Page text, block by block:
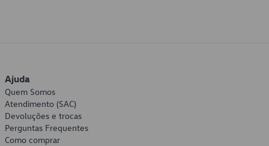
Ajuda
Quem Somos
Atendimento (SAC)
Devoluções e trocas
Perguntas Frequentes
Como comprar